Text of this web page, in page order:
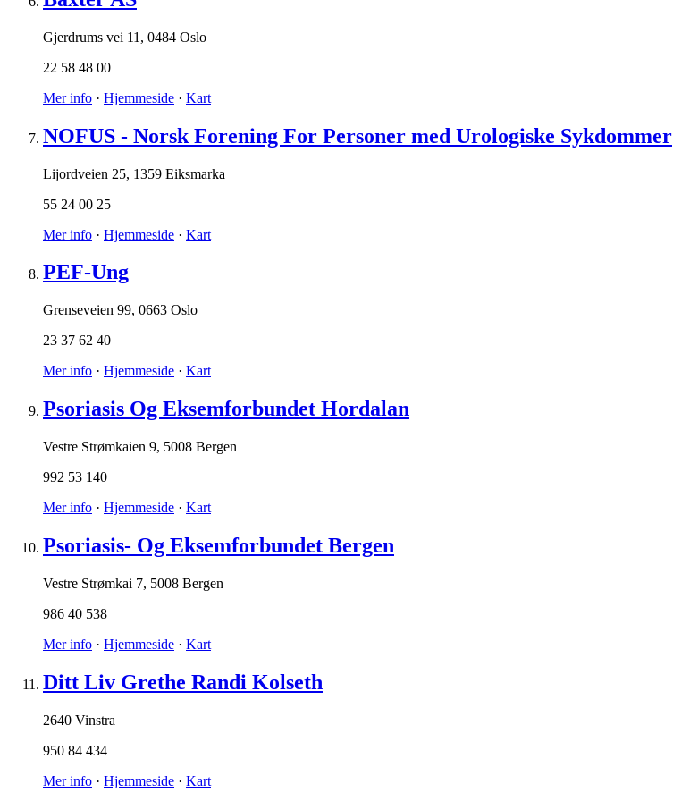
Gjerdrums vei 11 , 0484 Oslo
22 58 48 00
Mer info · Hjemmeside · Kart
NOFUS - Norsk Forening For Personer med Urologiske Sykdommer
Lijordveien 25, 1359 Eiksmarka
55 24 00 25
Mer info · Hjemmeside · Kart
PEF-Ung
Grenseveien 99, 0663 Oslo
23 37 62 40
Mer info · Hjemmeside · Kart
Psoriasis Og Eksemforbundet Hordalan
Vestre Strømkaien 9, 5008 Bergen
992 53 140
Mer info · Hjemmeside · Kart
Psoriasis- Og Eksemforbundet Bergen
Vestre Strømkai 7, 5008 Bergen
986 40 538
Mer info · Hjemmeside · Kart
Ditt Liv Grethe Randi Kolseth
2640 Vinstra
950 84 434
Mer info · Hjemmeside · Kart